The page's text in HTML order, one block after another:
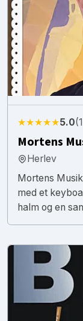
★★★★★5.0
Mortens
Herlev
Mortens
med et
halm og en